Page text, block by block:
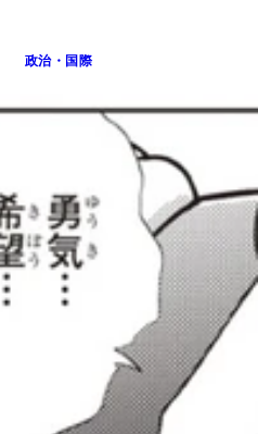
政治・国際